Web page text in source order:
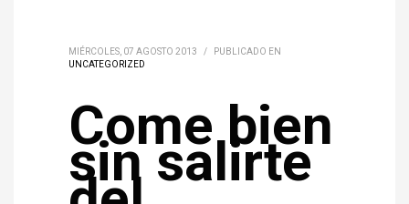
MIÉRCOLES, 07 AGOSTO 2013 /
PUBLICADO EN
UNCATEGORIZED
Come bien
sin salirte